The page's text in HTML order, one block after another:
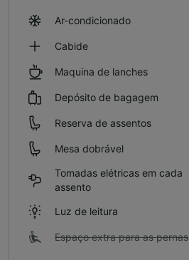
Ar-condicionado
Cabide
Maquina de lanches
Depósito de bagagem
Reserva de assentos
Mesa dobrável
Tomadas elétricas em cada
assento
Luz de leitura
Espaço extra para as pernas